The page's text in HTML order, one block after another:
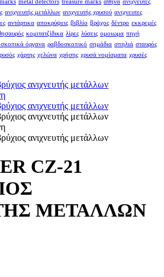
marks metal detectors treasure marks αθήνα ανιχνευτές
ανιχνευτής μετάλλων ανιχνευτής χρυσού ανιχνευτες
αντάρτικα αποκρύψεις βιβλίο βράχος δέντρο εκκρεμές
κομιτατζίδικα λίρες λύσεις ομοιωμα πηγή
όργανα ραβδοσκοπικό σημάδια σπηλιά σταυρός
χάρτης χελώνα χρήσης χρυσά νομίσματα χρυσές
CZ-21
ΜΕΤΑΛΛΩΝ